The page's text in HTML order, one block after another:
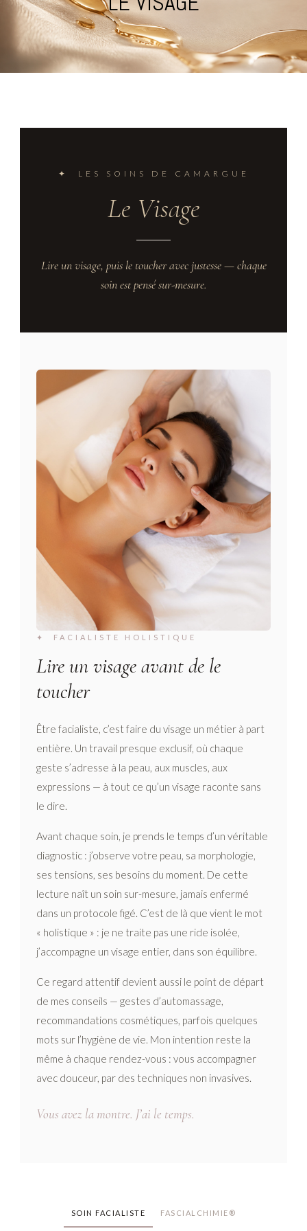
✦ LES SOINS DE CAMARGUE
Le Visage
Lire un visage, puis le toucher avec justesse — chaque
soin est pensé sur-mesure.
✦ FACIALISTE HOLISTIQUE
Lire un visage avant de le
toucher
Être facialiste, c’est faire du visage un métier à part
entière. Un travail presque exclusif, où chaque
geste s’adresse à la peau, aux muscles, aux
expressions — à tout ce qu’un visage raconte sans
le dire.
Avant chaque soin, je prends le temps d’un véritable
diagnostic : j’observe votre peau, sa morphologie,
ses tensions, ses besoins du moment. De cette
lecture naît un soin sur-mesure, jamais enfermé
dans un protocole figé. C’est de là que vient le mot
« holistique » : je ne traite pas une ride isolée,
j’accompagne un visage entier, dans son équilibre.
Ce regard attentif devient aussi le point de départ
de mes conseils — gestes d’automassage,
recommandations cosmétiques, parfois quelques
mots sur l’hygiène de vie. Mon intention reste la
même à chaque rendez-vous : vous accompagner
avec douceur, par des techniques non invasives.
Vous avez la montre. J’ai le temps.
SOIN FACIALISTE FASCIALCHIMIE®